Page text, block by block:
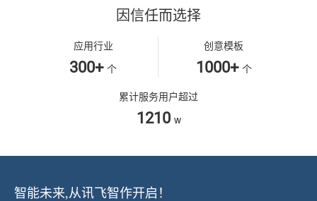
因信任而选择
应用行业
300+ 个
创意模板
1000+ 个
累计服务用户超过
1210 w
智能未来,从讯飞智作开启！